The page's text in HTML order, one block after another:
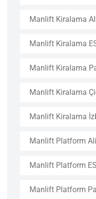
Manlift Kiralama
Manlift Kiralama
Manlift Kiralama
Manlift Kiralama
Manlift Kiralama
Manlift Platform
Manlift Platform
Manlift Platform